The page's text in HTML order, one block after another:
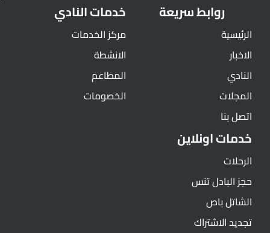
روابط سريعة
الرئيسية
الاخبار
النادي
المجلات
اتصل بنا
خدمات النادي
مركز الخدمات
الانشطة
المطاعم
الخصومات
خدمات اونلاين
الرحلات
حجز البادل تنس
الشاتل باص
تجديد الاشتراك